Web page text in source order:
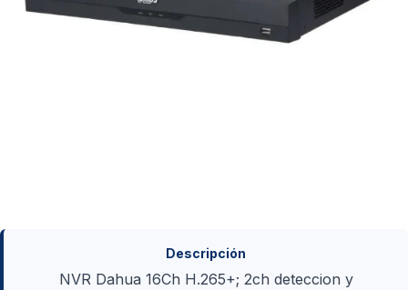
Descripción
NVR Dahua 16Ch H.265+; 2ch deteccion y